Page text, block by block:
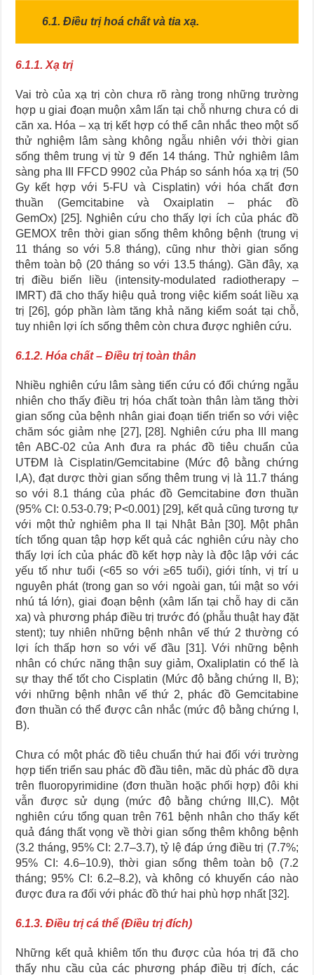
6.1. Điều trị hoá chất và tia xạ.
6.1.1. Xạ trị
Vai trò của xạ trị còn chưa rõ ràng trong những trường
hợp u giai đoạn muộn xâm lấn tại chỗ nhưng chưa có di
căn xa. Hóa – xạ trị kết hợp có thể cân nhắc theo một số
thử nghiệm lâm sàng không ngẫu nhiên với thời gian
sống thêm trung vị từ 9 đến 14 tháng. Thử nghiêm lâm
sàng pha III FFCD 9902 của Pháp so sánh hóa xạ trị (50
Gy kết hợp với 5-FU và Cisplatin) với hóa chất đơn
thuần (Gemcitabine và Oxaiplatin – phác đồ
GemOx) [25]. Nghiên cứu cho thấy lợi ích của phác đồ
GEMOX trên thời gian sống thêm không bệnh (trung vị
11 tháng so với 5.8 tháng), cũng như thời gian sống
thêm toàn bộ (20 tháng so với 13.5 tháng). Gần đây, xạ
trị điều biến liều (intensity-modulated radiotherapy –
IMRT) đã cho thấy hiệu quả trong việc kiểm soát liều xạ
trị [26], góp phần làm tăng khả năng kiểm soát tại chỗ,
tuy nhiên lợi ích sống thêm còn chưa được nghiên cứu.
6.1.2. Hóa chất – Điều trị toàn thân
Nhiều nghiên cứu lâm sàng tiến cứu có đối chứng ngẫu
nhiên cho thấy điều trị hóa chất toàn thân làm tăng thời
gian sống của bệnh nhân giai đoạn tiến triển so với việc
chăm sóc giảm nhẹ [27], [28]. Nghiên cứu pha III mang
tên ABC-02 của Anh đưa ra phác đồ tiêu chuẩn của
UTĐM là Cisplatin/Gemcitabine (Mức độ bằng chứng
I,A), đạt dược thời gian sống thêm trung vị là 11.7 tháng
so với 8.1 tháng của phác đồ Gemcitabine đơn thuần
(95% CI: 0.53-0.79; P<0.001) [29], kết quả cũng tương tự
với một thử nghiêm pha II tại Nhật Bản [30]. Một phân
tích tổng quan tập hợp kết quả các nghiên cứu này cho
thấy lợi ích của phác đồ kết hợp này là độc lập với các
yếu tố như tuổi (<65 so với ≥65 tuổi), giới tính, vị trí u
nguyên phát (trong gan so với ngoài gan, túi mật so với
nhú tá lớn), giai đoạn bệnh (xâm lấn tại chỗ hay di căn
xa) và phương pháp điều trị trước đó (phẫu thuật hay đặt
stent); tuy nhiên những bệnh nhân vế thứ 2 thường có
lợi ích thấp hơn so với vế đầu [31]. Với những bệnh
nhân có chức năng thận suy giảm, Oxaliplatin có thể là
sự thay thế tốt cho Cisplatin (Mức độ bằng chứng II, B);
với những bệnh nhân vế thứ 2, phác đồ Gemcitabine
đơn thuần có thể được cân nhắc (mức độ bằng chứng I,
B).
Chưa có một phác đồ tiêu chuẩn thứ hai đối với trường
hợp tiến triển sau phác đồ đầu tiên, măc dù phác đồ dựa
trên fluoropyrimidine (đơn thuần hoặc phối hợp) đôi khi
vẫn được sử dụng (mức độ bằng chứng III,C). Một
nghiên cứu tổng quan trên 761 bệnh nhân cho thấy kết
quả đáng thất vọng về thời gian sống thêm không bệnh
(3.2 tháng, 95% CI: 2.7–3.7), tỷ lệ đáp ứng điều trị (7.7%;
95% CI: 4.6–10.9), thời gian sống thêm toàn bộ (7.2
tháng; 95% CI: 6.2–8.2), và không có khuyến cáo nào
được đưa ra đối với phác đồ thứ hai phù hợp nhất [32].
6.1.3. Điều trị cá thể (Điều trị đích)
Những kết quả khiêm tốn thu được của hóa trị đã cho
thấy nhu cầu của các phương pháp điều trị đích, các